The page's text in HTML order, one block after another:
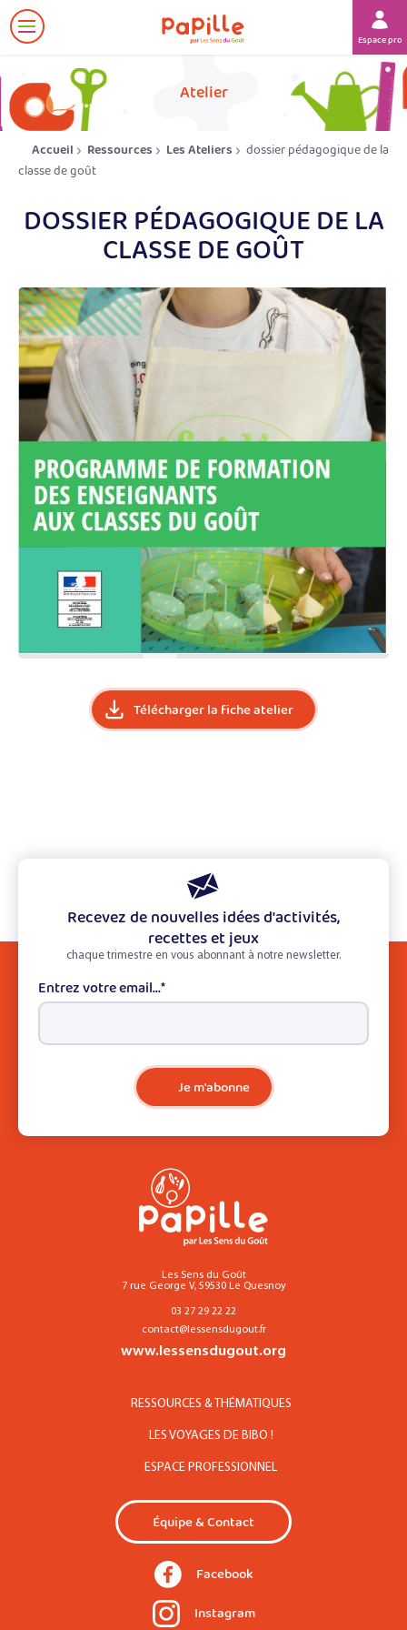
Afficher
le
Espace
Atelier
Accueil Ressources Les Ateliers
dossier pédagogique de la
classe de goût
DOSSIER PÉDAGOGIQUE DE LA
CLASSE DE GOÛT
Télécharger la fiche atelier
Recevez de nouvelles idées d'activités,
recettes et jeux
chaque trimestre en vous abonnant à notre newsletter.
Entrez votre email...*
Je m'abonne
Les Sens du Goût
7 rue George V, 59530 Le Quesnoy
03 27 29 22 22
contact@lessensdugout.fr
www.lessensdugout.org
RESSOURCES & THÉMATIQUES
LES VOYAGES DE BIBO !
ESPACE PROFESSIONNEL
Équipe & Contact
Facebook
Instagram